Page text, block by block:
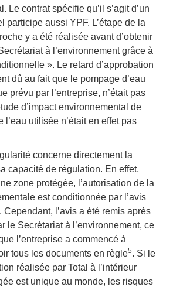
Le contrat spécifie qu’il s’agit d’un
participe aussi YPF. L’étape de la
y a été réalisée avant d’obtenir
à l’environnement grâce à
». Le retard d’approbation
dû au fait que le pompage d’eau
prévu par l’entreprise, n’était pas
d’impact environnemental de
l’eau utilisée n’était en effet pas
concerne directement la
capacité de régulation. En effet,
zone protégée, l’autorisation de la
est conditionnée par l’avis
Cependant, l’avis a été remis après
le Secrétariat à l’environnement, ce
l’entreprise a commencé à
tous les documents en règle5. Si le
réalisée par Total à l’intérieur
est unique au monde, les risques